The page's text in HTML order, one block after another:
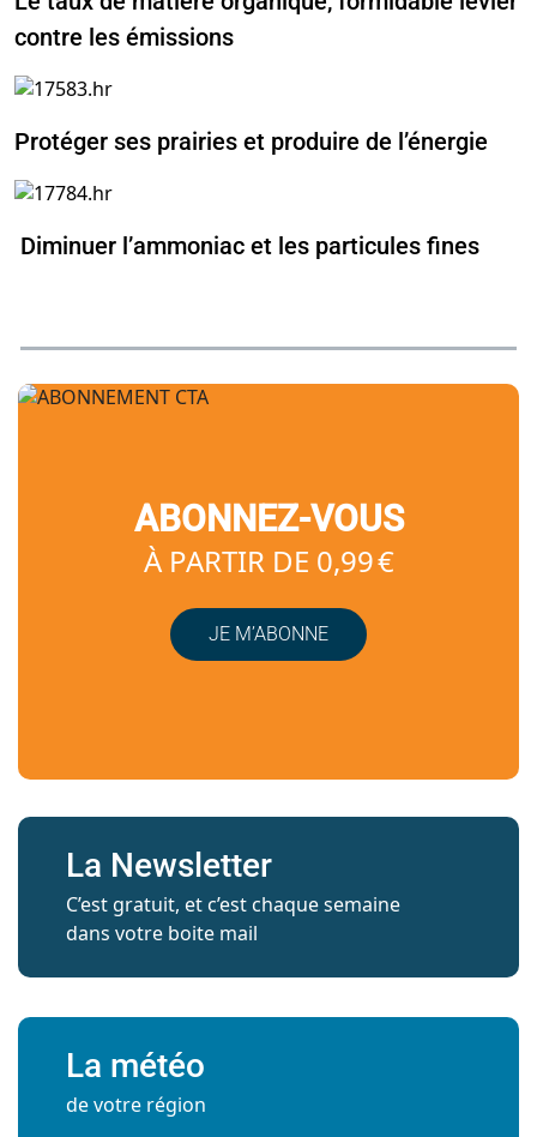
contre les émissions
Protéger ses prairies et produire de l’énergie
Diminuer l’ammoniac et les particules fines
ABONNEZ-VOUS
À PARTIR DE 0,99 €
JE M’ABONNE
La Newsletter
C’est gratuit, et c’est chaque semaine
dans votre boite mail
La météo
de votre région